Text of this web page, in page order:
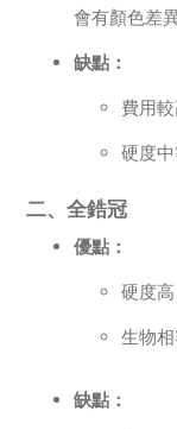
會有顏色差
缺點：
費用
硬度
二、全鋯冠
優點：
硬度
生物
缺點：